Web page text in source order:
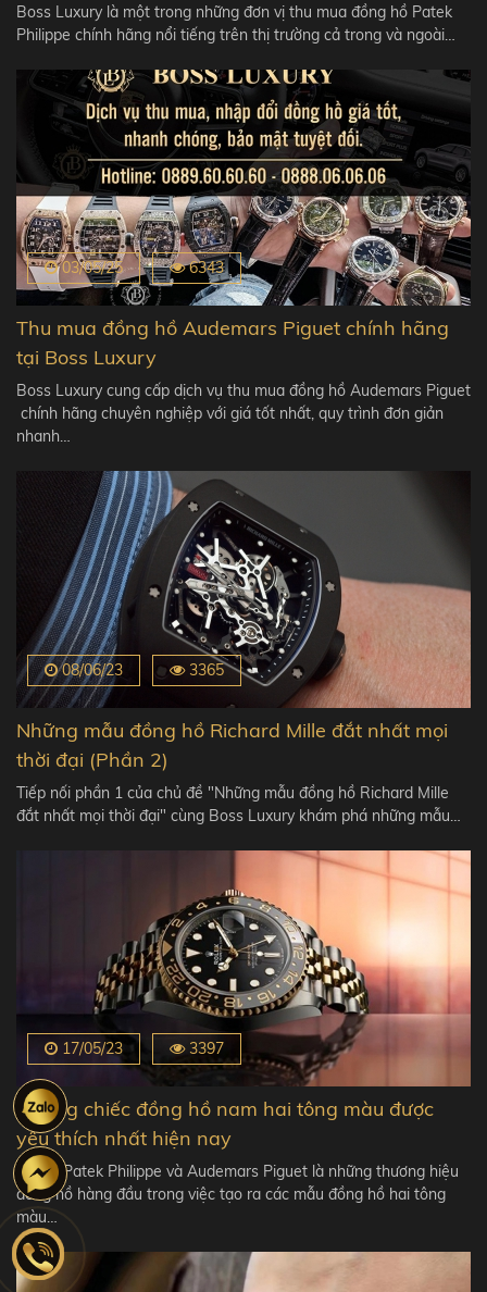
Boss Luxury là một trong những đơn vị thu mua đồng hồ Patek
Philippe chính hãng nổi tiếng trên thị trường cả trong và ngoài…
03/05/25 6343
Thu mua đồng hồ Audemars Piguet chính hãng
tại Boss Luxury
Boss Luxury cung cấp dịch vụ thu mua đồng hồ Audemars Piguet
chính hãng chuyên nghiệp với giá tốt nhất, quy trình đơn giản
nhanh…
08/06/23 3365
Những mẫu đồng hồ Richard Mille đắt nhất mọi
thời đại (Phần 2)
Tiếp nối phần 1 của chủ đề "Những mẫu đồng hồ Richard Mille
đắt nhất mọi thời đại" cùng Boss Luxury khám phá những mẫu…
17/05/23 3397
Những chiếc đồng hồ nam hai tông màu được
yêu thích nhất hiện nay
Rolex, Patek Philippe và Audemars Piguet là những thương hiệu
đồng hồ hàng đầu trong việc tạo ra các mẫu đồng hồ hai tông
màu…